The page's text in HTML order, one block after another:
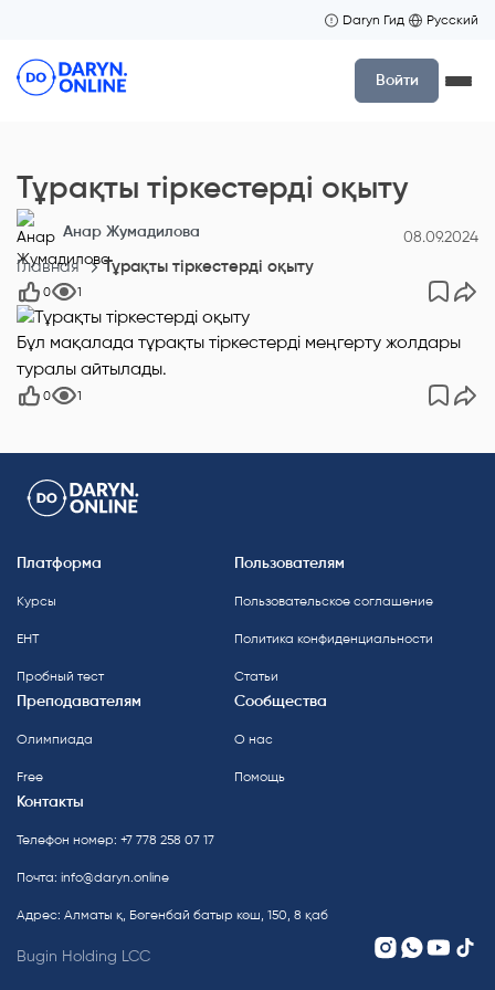
Daryn Гид Русский
Войти
Тұрақты тіркестерді оқыту
Анар Жумадилова 08.09.2024
Главная Тұрақты тіркестерді оқыту
0 1
Бұл мақалада тұрақты тіркестерді меңгерту жолдары
туралы айтылады.
0 1
Платформа
Курсы
ЕНТ
Пробный тест
Пользователям
Пользовательское соглашение
Политика конфиденциальности
Статьи
Преподавателям
Олимпиада
Free
Сообщества
О нас
Помощь
Контакты
Телефон номер: +7 778 258 07 17
Почта: info@daryn.online
Адрес: Алматы қ, Бөгенбай батыр көш, 150, 8 қаб
Bugin Holding LCC